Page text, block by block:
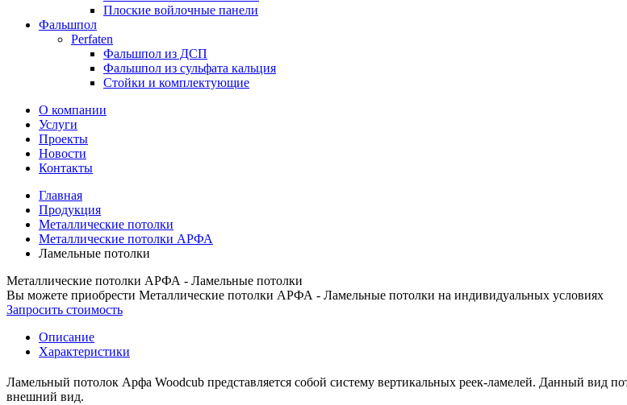
Плоские войлочные панели
Фальшпол
Perfaten
Фальшпол из ДСП
Фальшпол из сульфата кальция
Стойки и комплектующие
О компании
Услуги
Проекты
Новости
Контакты
Главная
Продукция
Металлические потолки
Металлические потолки АРФА
Ламельные потолки
Металлические потолки АРФА - Ламельные потолки
Вы можете приобрести Металлические потолки АРФА - Ламельные потолки на индивидуальных условиях
Запросить стоимость
Описание
Характеристики
Ламельный потолок Арфа Woodcub представляется собой систему вертикальных реек-ламелей. Данный вид
внешний вид.